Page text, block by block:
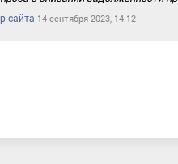
сайта 14 сентября 2023, 14:12